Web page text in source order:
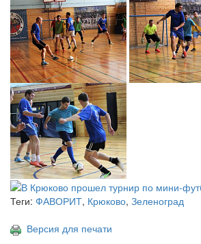
Теги: ФАВОРИТ, Крюково, Зеленоград
Версия для печати